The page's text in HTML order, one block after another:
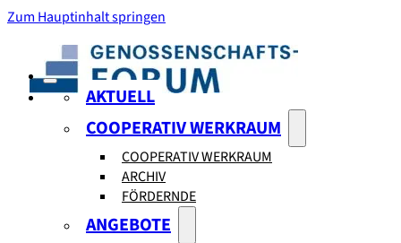
Zum Hauptinhalt springen
AKTUELL
COOPERATIV WERKRAUM
COOPERATIV WERKRAUM
ARCHIV
FÖRDERNDE
ANGEBOTE